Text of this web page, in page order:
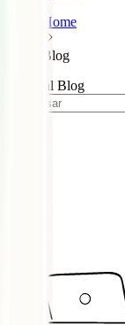
Home
Blog
Portugal Blog